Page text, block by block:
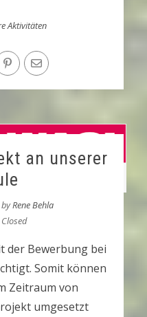
Aktivitäten
an unserer
byRene Behla
der Bewerbung bei
Somit können
Zeitraum von
umgesetzt